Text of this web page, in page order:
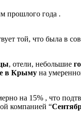
прошлого года .
той, что была в
, отели, небольшие
в Крыму на
на 15% , что
компанией “